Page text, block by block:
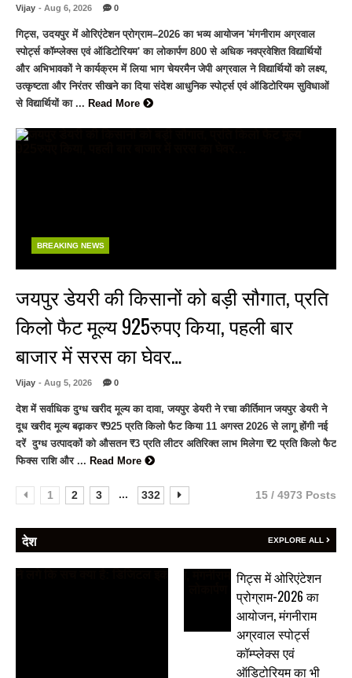
Vijay - Aug 6, 2026 0
गिट्स, उदयपुर में ओरिएंटेशन प्रोग्राम–2026 का भव्य आयोजन 'मंगनीराम अग्रवाल
स्पोर्ट्स कॉम्प्लेक्स एवं ऑडिटोरियम' का लोकार्पण 800 से अधिक नवप्रवेशित विद्यार्थियों
और अभिभावकों ने कार्यक्रम में लिया भाग चेयरमैन जेपी अग्रवाल ने विद्यार्थियों को लक्ष्य,
उत्कृष्टता और निरंतर सीखने का दिया संदेश आधुनिक स्पोर्ट्स एवं ऑडिटोरियम सुविधाओं
से विद्यार्थियों का ... Read More
BREAKING NEWS
जयपुर डेयरी की किसानों को बड़ी सौगात, प्रति
किलो फैट मूल्य 925रुपए किया, पहली बार
बाजार में सरस का घेवर…
Vijay - Aug 5, 2026 0
देश में सर्वाधिक दुग्ध खरीद मूल्य का दावा, जयपुर डेयरी ने रचा कीर्तिमान जयपुर डेयरी ने
दूध खरीद मूल्य बढ़ाकर ₹925 प्रति किलो फैट किया 11 अगस्त 2026 से लागू होंगी नई
दरें दुग्ध उत्पादकों को औसतन ₹3 प्रति लीटर अतिरिक्त लाभ मिलेगा ₹2 प्रति किलो फैट
फिक्स राशि और ... Read More
1 2 3 ... 332 15 / 4973 Posts
देश EXPLORE ALL
गिट्स में ओरिएंटेशन
प्रोग्राम-2026 का
आयोजन, मंगनीराम
अग्रवाल स्पोर्ट्स
कॉम्प्लेक्स एवं
ऑडिटोरियम का भी